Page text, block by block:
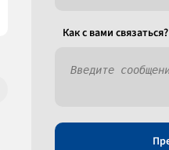
Как c вами связаться?